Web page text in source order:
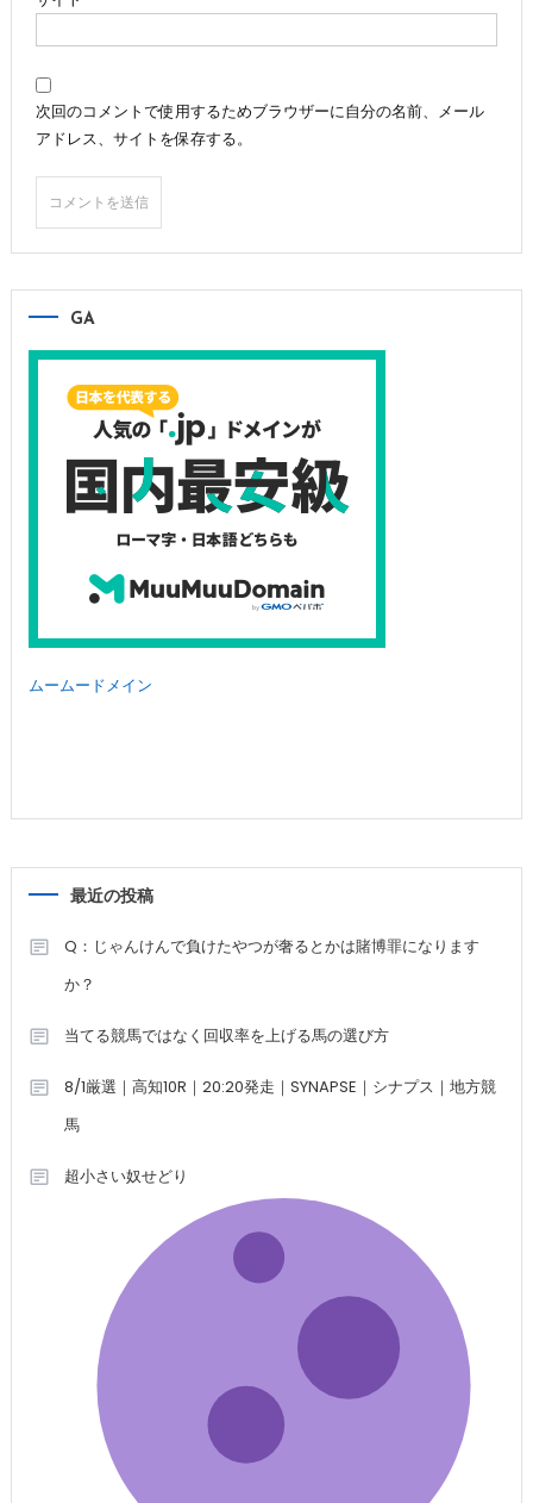
次回のコメントで使用するためブラウザーに自分の名前、メール
アドレス、サイトを保存する。
GA
ムームードメイン
最近の投稿
Q：じゃんけんで負けたやつが奢るとかは賭博罪になります
か？
当てる競馬ではなく回収率を上げる馬の選び方
8/1厳選｜高知10R｜20:20発走｜SYNAPSE｜シナプス｜地方競
馬
超小さい奴せどり